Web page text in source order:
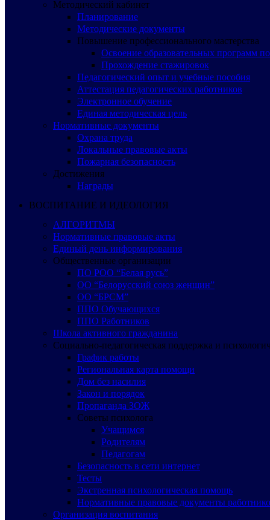
Методический кабинет
Планирование
Методические документы
Повышение профессионального мастерства
Освоение образовательных программ
Прохождение стажировок
Педагогический опыт и учебные пособия
Аттестация педагогических работников
Электронное обучение
Единая методическая цель
Нормативные документы
Охрана труда
Локальные правовые акты
Пожарная безопасность
Достижения
Награды
ВОСПИТАНИЕ И ИДЕОЛОГИЯ
АЛГОРИТМЫ
Нормативные правовые акты
Единый день информирования
Общественные организации
ПО РОО “Белая русь”
ОО “Белорусский союз женщин”
ОО “БРСМ”
ППО Обучающихся
ППО Работников
Школа активного гражданина
Социально-педагогическая поддержка и
График работы
Региональная карта помощи
Дом без насилия
Закон и порядок
Пропаганда ЗОЖ
Советы психолога
Учащимся
Родителям
Педагогам
Безопасность в сети интернет
Тесты
Экстренная психологическая помощь
Нормативные правовые документы
Организация воспитания